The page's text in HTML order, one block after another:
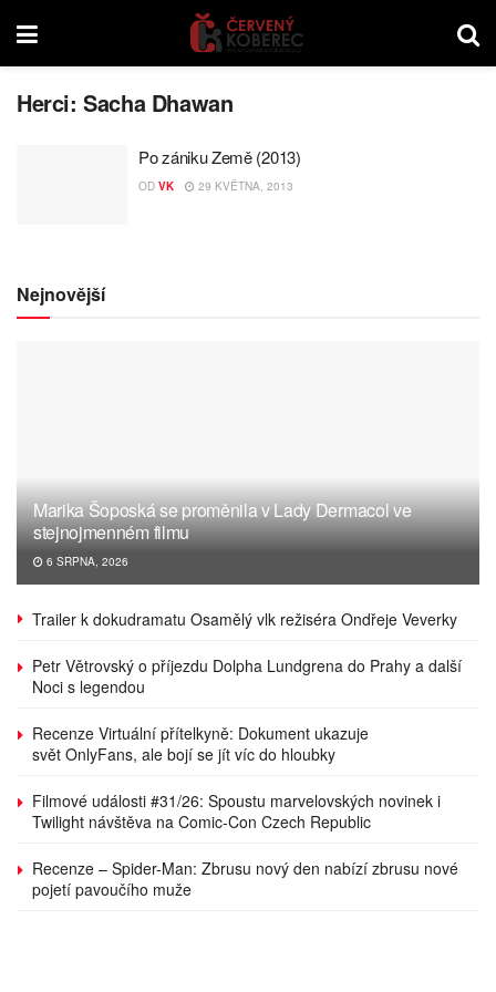
Herci:Sacha Dhawan
Po zániku Země (2013)
OD VK 29 KVĚTNA, 2013
Nejnovější
Marika Šoposká se proměnila v Lady Dermacol ve
stejnojmenném filmu
6 SRPNA, 2026
Trailer k dokudramatu Osamělý vlk režiséra Ondřeje Veverky
Petr Větrovský o příjezdu Dolpha Lundgrena do Prahy a další
Noci s legendou
Recenze Virtuální přítelkyně: Dokument ukazuje
svět OnlyFans, ale bojí se jít víc do hloubky
Filmové události #31/26: Spoustu marvelovských novinek i
Twilight návštěva na Comic-Con Czech Republic
Recenze – Spider-Man: Zbrusu nový den nabízí zbrusu nové
pojetí pavoučího muže